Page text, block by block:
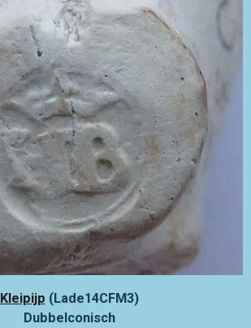
Kleipijp (Lade14CFM3)
Dubbelconisch